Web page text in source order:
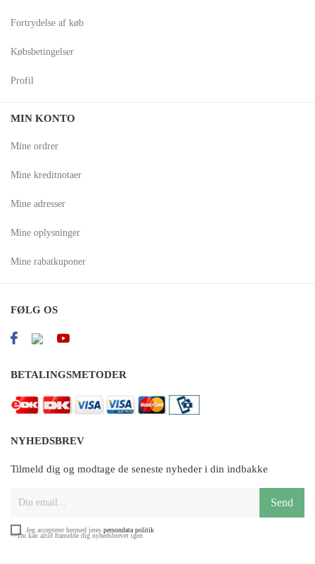
Fortrydelse af køb
Købsbetingelser
Profil
MIN KONTO
Mine ordrer
Mine kreditnotaer
Mine adresser
Mine oplysninger
Mine rabatkuponer
FØLG OS
BETALINGSMETODER
NYHEDSBREV
Tilmeld dig og modtage de seneste nyheder i din indbakke
Send
Jeg accepterer hermed jeres persondata politik
**Du kan altid framelde dig nyhedsbrevet igen